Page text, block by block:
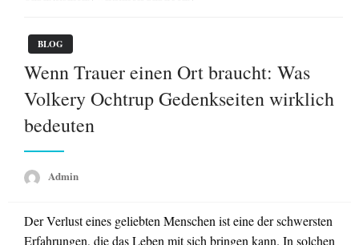
BLOG
Wenn Trauer einen Ort braucht: Was
Volkery Ochtrup Gedenkseiten wirklich
bedeuten
Admin
Der Verlust eines geliebten Menschen ist eine der schwersten
Erfahrungen, die das Leben mit sich bringen kann. In solchen